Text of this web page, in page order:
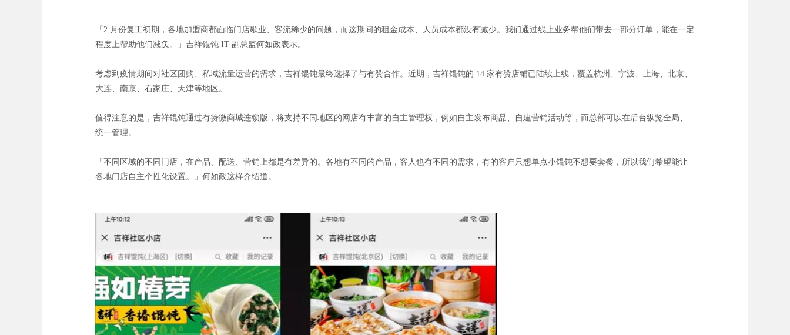
「2 月份复工初期，各地加盟商都面临门店歇业、客流稀少的问题，而这期间的租金成本、人员成本都没有减少。我们通过线上业务帮他们带去一部分订单，能在一定
程度上帮助他们减负。」吉祥馄饨 IT 副总监何如政表示。
考虑到疫情期间对社区团购、私域流量运营的需求，吉祥馄饨最终选择了与有赞合作。近期，吉祥馄饨的 14 家有赞店铺已陆续上线，覆盖杭州、宁波、上海、北京、
大连、南京、石家庄、天津等地区。
值得注意的是，吉祥馄饨通过有赞微商城连锁版，将支持不同地区的网店有丰富的自主管理权，例如自主发布商品、自建营销活动等，而总部可以在后台纵览全局、
统一管理。
「不同区域的不同门店，在产品、配送、营销上都是有差异的。各地有不同的产品，客人也有不同的需求，有的客户只想单点小馄饨不想要套餐，所以我们希望能让
各地门店自主个性化设置。」何如政这样介绍道。